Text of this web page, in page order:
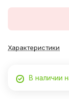
Характеристики
В наличии